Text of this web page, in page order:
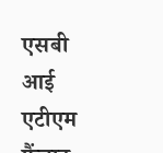
एसबी
आई
एटीएम